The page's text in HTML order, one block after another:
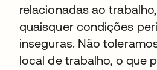
relacionadas ao
quaisquer condições
inseguras. Não
local de trabalho, o que